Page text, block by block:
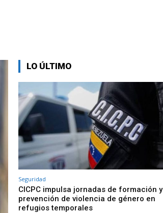
LO ÚLTIMO
Seguridad
CICPC impulsa jornadas de formación y
prevención de violencia de género en
refugios temporales